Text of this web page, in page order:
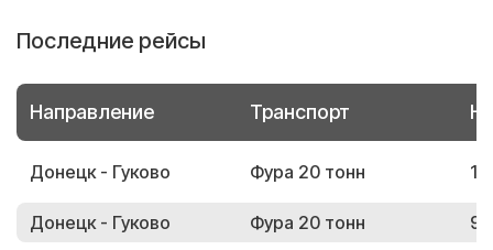
Последние рейсы
Направление Транспорт
Донецк - Гуково Фура 20 тонн
Донецк - Гуково Фура 20 тонн